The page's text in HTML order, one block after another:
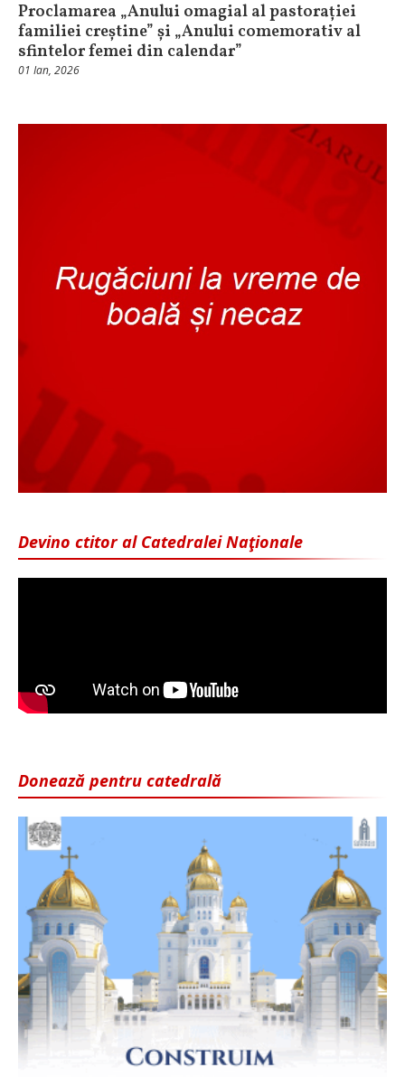
Proclamarea „Anului omagial al pastorației
familiei creștine” și „Anului comemorativ al
sfintelor femei din calendar”
01 Ian, 2026
Devino ctitor al Catedralei Naţionale
Donează pentru catedrală